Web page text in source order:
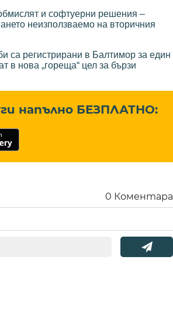
и софтуерни решения –
неизползваемо на вторичния
са регистрирани в Балтимор за един
в нова „гореща“ цел за бързи
напълно БЕЗПЛАТНО:
0 Коментара